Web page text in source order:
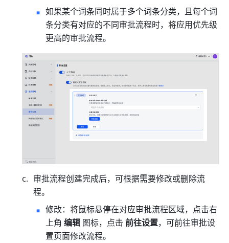
如果某个词条同时属于多个词条分类，且每个词
条分类有对应的不同审批流程时，将应用优先级
更高的审批流程。
审批流程创建完成后，可根据需要修改或删除流
程。
修改：将鼠标悬停在对应审批流程区域，点击右
上角 编辑 图标，点击 前往设置，可前往审批设
置页面修改流程。